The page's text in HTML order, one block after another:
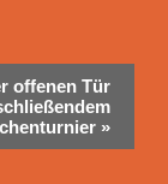
offenen Tür
»